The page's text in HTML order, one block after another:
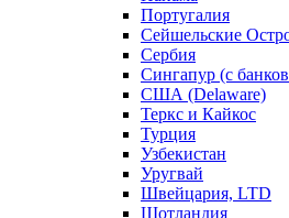
Португалия
Сейшельские
Сербия
Сингапур (c
США (Delaware)
Теркс и Кайкос
Турция
Узбекистан
Уругвай
Швейцария, LTD
Шотландия